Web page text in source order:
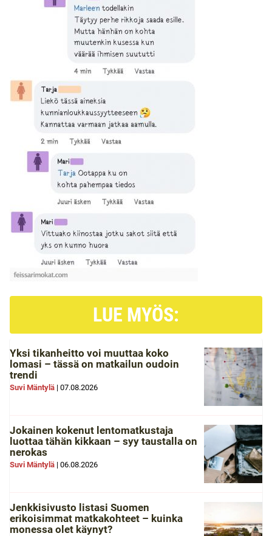
LUE MYÖS:
Yksi tikanheitto voi muuttaa koko
lomasi – tässä on matkailun oudoin
trendi
Suvi Mäntylä | 07.08.2026
Jokainen kokenut lentomatkustaja
luottaa tähän kikkaan – syy taustalla on
nerokas
Suvi Mäntylä | 06.08.2026
Jenkkisivusto listasi Suomen
erikoisimmat matkakohteet – kuinka
monessa olet käynyt?